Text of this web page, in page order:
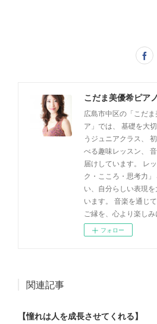
広島市中区の「こだ
ア」では、 基礎を大
うジュニアクラス、
べる趣味レッスン、
届けしています。 レ
ク・こころ・思考力
い、自分らしい表現
います。 音楽を通じ
ご縁を、心より楽しみ
フォロー
関連記事
【憧れは人を成長させてくれる】